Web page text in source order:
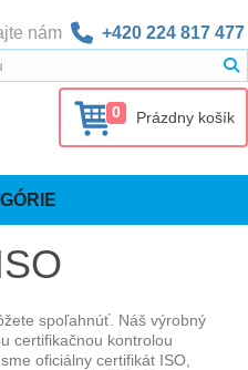
nám +420 224 817 477
0 Prázdny košík
spoľahnúť. Náš výrobný
certifikačnou kontrolou
oficiálny certifikát ISO,